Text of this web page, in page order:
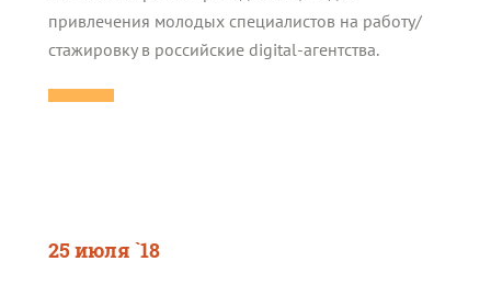
привлечения молодых специалистов на работу/
стажировку в российские digital-агентства.
25 июля `18